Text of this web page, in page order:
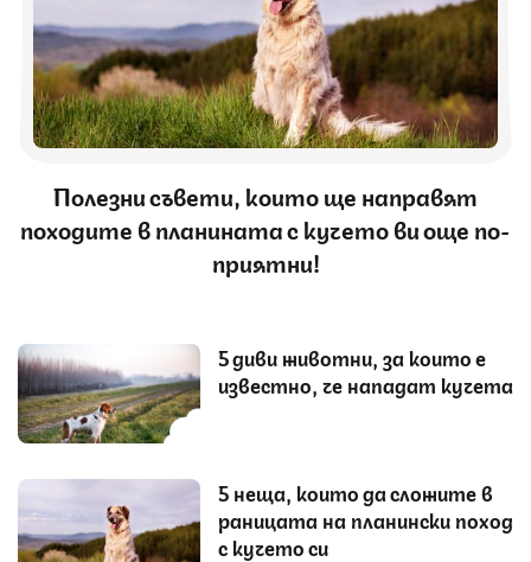
Полезни съвети, които ще направят
походите в планината с кучето ви още по-
приятни!
5 диви животни, за които е
известно, че нападат кучета
5 неща, които да сложите в
раницата на планински поход
с кучето си